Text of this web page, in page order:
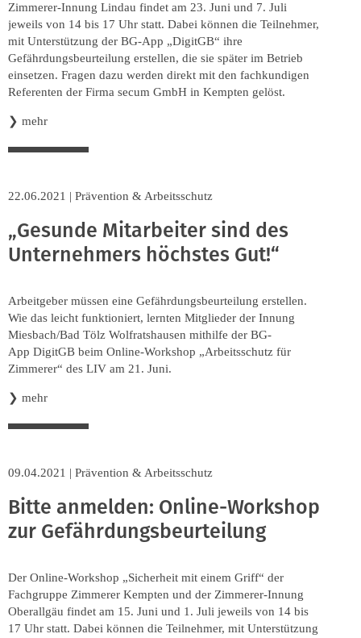
Zimmerer-Innung Lindau findet am 23. Juni und 7. Juli
jeweils von 14 bis 17 Uhr statt. Dabei können die Teilnehmer,
mit Unterstützung der BG-App „DigitGB“ ihre
Gefährdungsbeurteilung erstellen, die sie später im Betrieb
einsetzen. Fragen dazu werden direkt mit den fachkundigen
Referenten der Firma secum GmbH in Kempten gelöst.
❯ mehr
22.06.2021 | Prävention & Arbeitsschutz
„Gesunde Mitarbeiter sind des
Unternehmers höchstes Gut!“
Arbeitgeber müssen eine Gefährdungsbeurteilung erstellen.
Wie das leicht funktioniert, lernten Mitglieder der Innung
Miesbach/Bad Tölz Wolfratshausen mithilfe der BG-
App DigitGB beim Online-Workshop „Arbeitsschutz für
Zimmerer“ des LIV am 21. Juni.
❯ mehr
09.04.2021 | Prävention & Arbeitsschutz
Bitte anmelden: Online-Workshop
zur Gefährdungsbeurteilung
Der Online-Workshop „Sicherheit mit einem Griff“ der
Fachgruppe Zimmerer Kempten und der Zimmerer-Innung
Oberallgäu findet am 15. Juni und 1. Juli jeweils von 14 bis
17 Uhr statt. Dabei können die Teilnehmer, mit Unterstützung